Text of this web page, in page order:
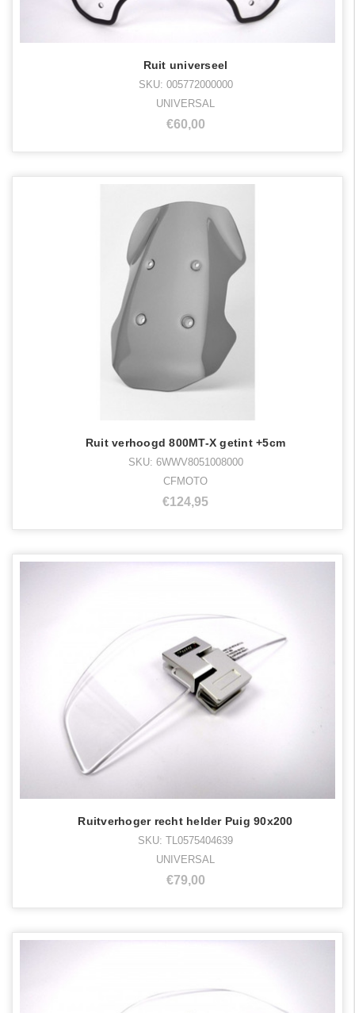
Ruit universeel
SKU: 005772000000
UNIVERSAL
€60,00
Ruit verhoogd 800MT-X getint +5cm
SKU: 6WWV8051008000
CFMOTO
€124,95
Ruitverhoger recht helder Puig 90x200
SKU: TL0575404639
UNIVERSAL
€79,00